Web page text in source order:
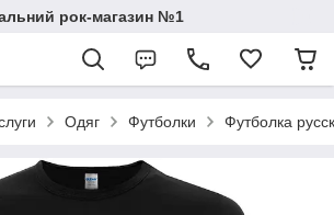
рок-магазин №1
Одяг Футболки Футболка